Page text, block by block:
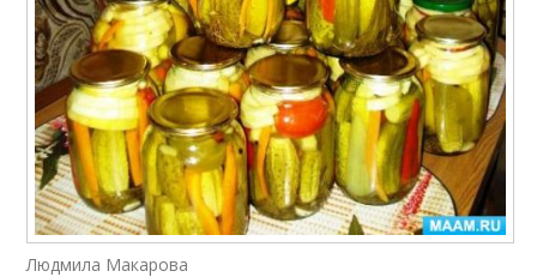
Людмила Макарова